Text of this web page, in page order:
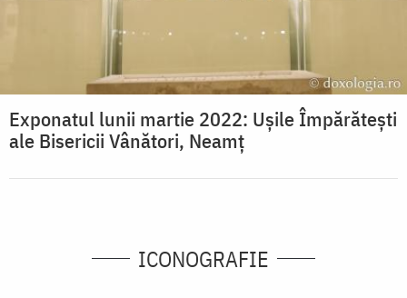
Exponatul lunii martie 2022: Ușile Împărătești
ale Bisericii Vânători, Neamț
ICONOGRAFIE